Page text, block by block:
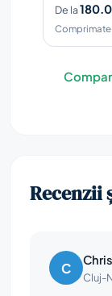
De la
Comprimate
Recenzii
C
Cluj-